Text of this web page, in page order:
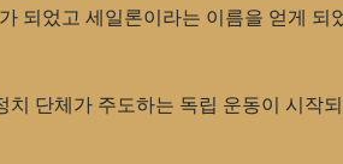
되었고 세일론이라는 이름을 얻게 되
치 단체가 주도하는 독립 운동이 시작